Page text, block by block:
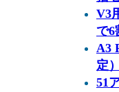
V3
で6
A3
定）
51